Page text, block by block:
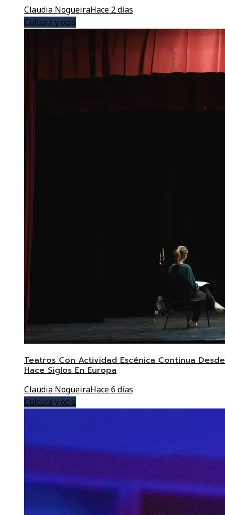
Claudia NogueiraHace 2 días
Cultura y ocio
Teatros Con Actividad Escénica Continua Desde
Hace Siglos En Europa
Claudia NogueiraHace 6 días
Cultura y ocio